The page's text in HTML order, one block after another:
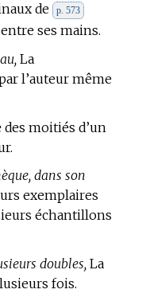
de p. 573
ses mains.
La
l’auteur même
des moitiés d’un
dans son
exemplaires
échantillons
doubles, La
fois.